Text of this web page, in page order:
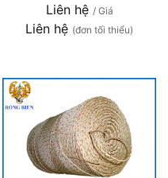
Liên hệ / Giá
Liên hệ (đơn tối thiểu)